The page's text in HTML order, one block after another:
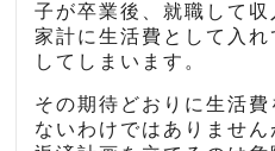
子が卒業後、就職して
家計に生活費として入
してしまいます。
その期待どおりに生活
ないわけではありませ